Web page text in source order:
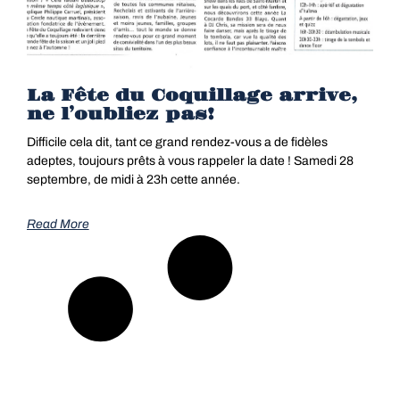
La Fête du Coquillage arrive,
ne l’oubliez pas!
Difficile cela dit, tant ce grand rendez-vous a de fidèles
adeptes, toujours prêts à vous rappeler la date ! Samedi 28
septembre, de midi à 23h cette année.
Read More